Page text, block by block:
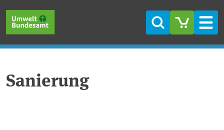
Suche
Sanierung